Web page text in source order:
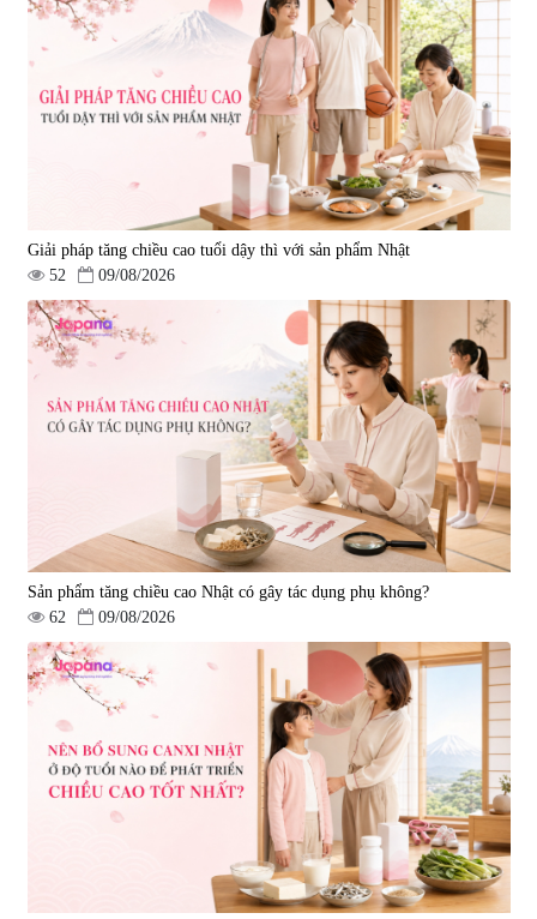
Giải pháp tăng chiều cao tuổi dậy thì với sản phẩm Nhật
52
09/08/2026
Sản phẩm tăng chiều cao Nhật có gây tác dụng phụ không?
62
09/08/2026